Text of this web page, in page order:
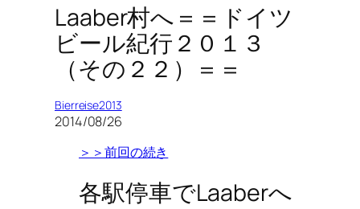
Laaber村へ＝＝ドイツ
ビール紀行２０１３
（その２２）＝＝
Bierreise2013
2014/08/26
＞＞前回の続き
各駅停車でLaaberへ